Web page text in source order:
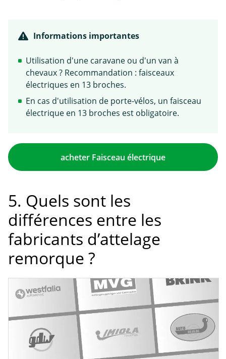
Informations importantes
Utilisation d'une caravane ou d'un van à
chevaux ? Recommandation : faisceaux
électriques en 13 broches.
En cas d'utilisation de porte-vélos, un faisceau
électrique en 13 broches est obligatoire.
acheter Faisceau électrique
5. Quels sont les
différences entre les
fabricants d’attelage
remorque ?